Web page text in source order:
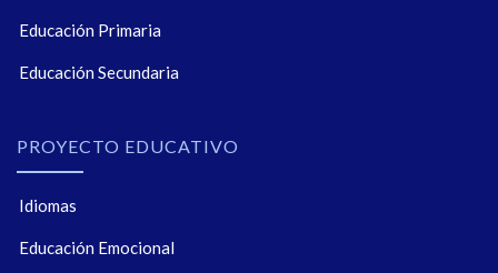
Educación Primaria
Educación Secundaria
PROYECTO EDUCATIVO
Idiomas
Educación Emocional